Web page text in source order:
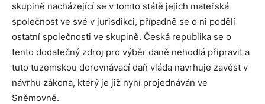
skupině nacházející se v tomto státě jejich mateřská
společnost ve své v jurisdikci, případně se o ni podělí
ostatní společnosti ve skupině. Česká republika se o
tento dodatečný zdroj pro výběr daně nehodlá připravit a
tuto tuzemskou dorovnávací daň vláda navrhuje zavést v
návrhu zákona, který je již nyní projednáván ve
Sněmovně.